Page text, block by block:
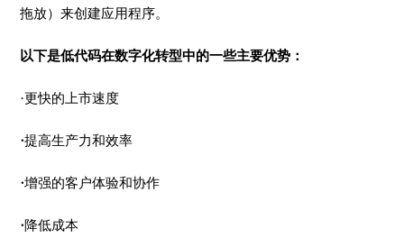
拖放）来创建应用程序。
以下是低代码在数字化转型中的一些主要优势：
·更快的上市速度
·提高生产力和效率
·增强的客户体验和协作
·降低成本